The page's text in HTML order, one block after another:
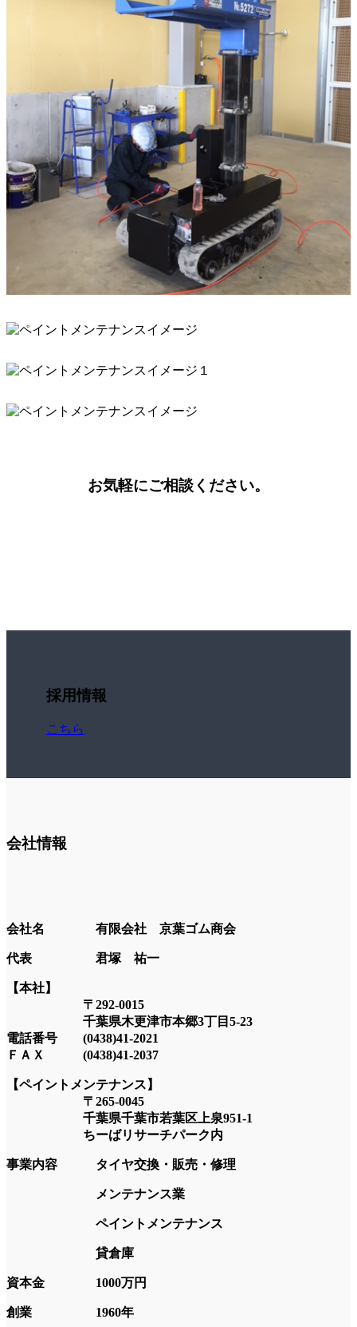
お気軽にご相談ください。
採用情報
こちら
会社情報
会社名 有限会社 京葉ゴム商会
代表 君塚 祐一
【本社】
〒292-0015
千葉県木更津市本郷3丁目 5-23
電話番号 (0438)41-2021
ＦＡＸ (0438)41-2037
【ペイントメンテナンス】
〒265-0045
千葉県千葉市若葉区上泉951-1
ちーばリサーチパーク内
事業内容 タイヤ交換・販売・修理
メンテナンス業
ペイントメンテナンス
貸倉庫
資本金 1000万円
創業 1960年